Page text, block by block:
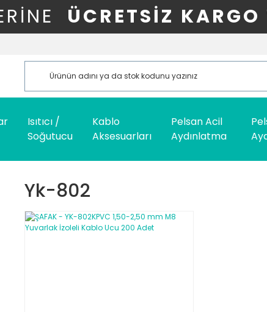
ÜCRETSİZ
Isıtıcı /
Soğutucu
Kablo
Aksesuarları
Pelsan Acil
Aydınlatma
Yk-802